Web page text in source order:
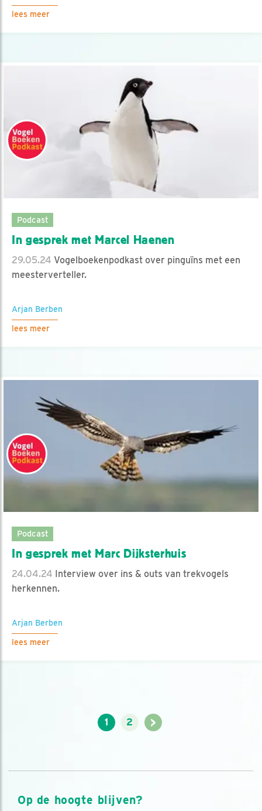
lees meer
Podcast
In gesprek met Marcel Haenen
29.05.24 Vogelboekenpodkast over pinguïns met een
meesterverteller.
Arjan Berben
lees meer
Podcast
In gesprek met Marc Dijksterhuis
24.04.24 Interview over ins & outs van trekvogels
herkennen.
Arjan Berben
lees meer
1 2 >
Op de hoogte blijven?